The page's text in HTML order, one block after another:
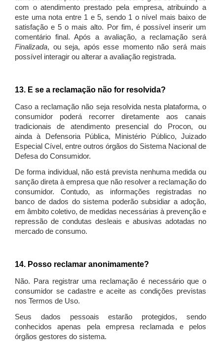
com o atendimento prestado pela empresa, atribuindo a
este uma nota entre 1 e 5, sendo 1 o nível mais baixo de
satisfação e 5 o mais alto. Por fim, é possível inserir um
comentário final. Após a avaliação, a reclamação será
Finalizada, ou seja, após esse momento não será mais
possível interagir ou alterar a avaliação registrada.
13. E se a reclamação não for resolvida?
Caso a reclamação não seja resolvida nesta plataforma, o
consumidor poderá recorrer diretamente aos canais
tradicionais de atendimento presencial do Procon, ou
ainda à Defensoria Pública, Ministério Público, Juizado
Especial Cível, entre outros órgãos do Sistema Nacional de
Defesa do Consumidor.
De forma individual, não está prevista nenhuma medida ou
sanção direta à empresa que não resolver a reclamação do
consumidor. Contudo, as informações registradas no
banco de dados do sistema poderão subsidiar a adoção,
em âmbito coletivo, de medidas necessárias à prevenção e
repressão de condutas desleais e abusivas adotadas no
mercado de consumo.
14. Posso reclamar anonimamente?
Não. Para registrar uma reclamação é necessário que o
consumidor se cadastre e aceite as condições previstas
nos Termos de Uso.
Seus dados pessoais estarão protegidos, sendo
conhecidos apenas pela empresa reclamada e pelos
órgãos gestores do sistema.